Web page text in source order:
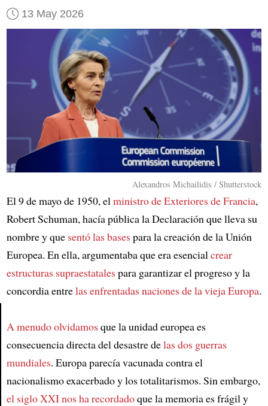
13 May 2026
Alexandros Michailidis / Shutterstock
El 9 de mayo de 1950, elministro de Exteriores de Francia,
Robert Schuman, hacía pública la Declaración que lleva su
nombre y que sentó las basespara la creación de la Unión
Europea. En ella, argumentaba que era esencialcrear
estructuras supraestatalespara garantizar el progreso y la
concordia entrelas enfrentadas naciones de la vieja Europa.
A menudo olvidamosque la unidad europea es
consecuencia directa del desastre delas dos guerras
mundiales. Europa parecía vacunada contra el
nacionalismo exacerbado y los totalitarismos. Sin embargo,
el siglo XXI nos ha recordadoque la memoria es frágil y